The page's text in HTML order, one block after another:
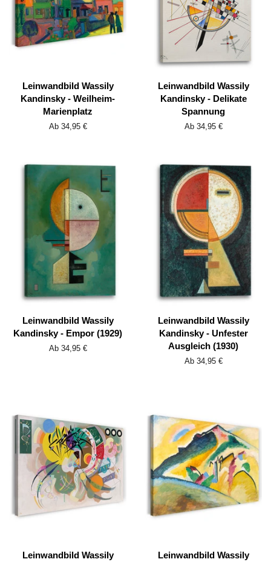
Leinwandbild Wassily
Kandinsky - Weilheim-
Marienplatz
Ab 34,95 €
Leinwandbild Wassily
Kandinsky - Delikate
Spannung
Ab 34,95 €
Leinwandbild Wassily
Kandinsky - Empor (1929)
Ab 34,95 €
Leinwandbild Wassily
Kandinsky - Unfester
Ausgleich (1930)
Ab 34,95 €
Leinwandbild Wassily
Leinwandbild Wassily